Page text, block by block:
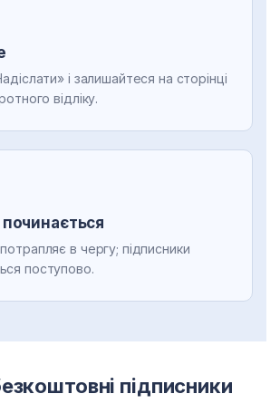
і залишайтеся на сторінці
відліку.
в чергу; підписники
поступово.
підписники